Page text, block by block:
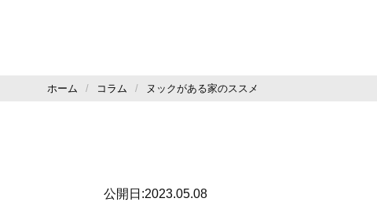
ホーム コラム ヌックがある家のススメ
公開日:2023.05.08